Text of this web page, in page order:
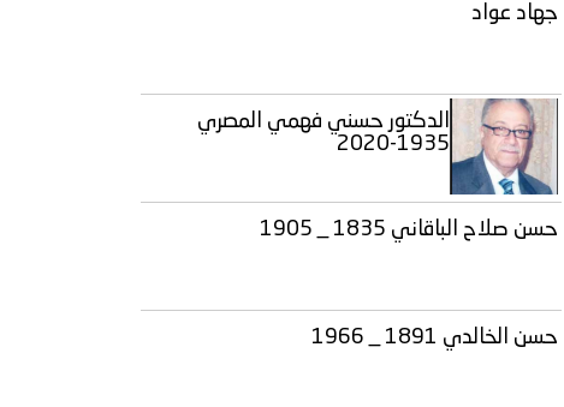
جهاد عواد
الدكتور حسني فهمي المصري
1935-2020
حسن صلاح الباقاني 1835 _ 1905
حسن الخالدي 1891 _ 1966